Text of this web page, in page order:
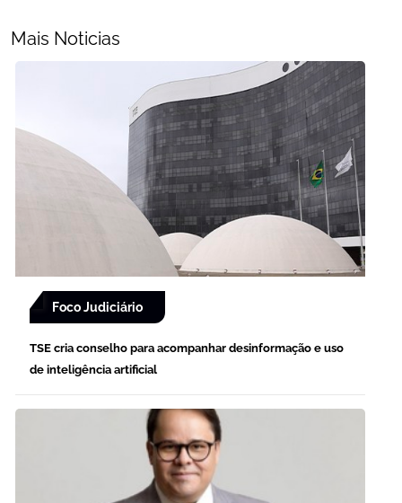
Mais Noticias
Foco Judiciário
TSE cria conselho para acompanhar desinformação e uso
de inteligência artificial